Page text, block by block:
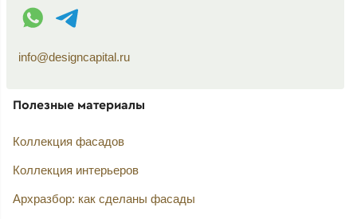
WhatsApp контакт
Telegram контакт
info@designcapital.ru
Полезные материалы
Коллекция фасадов
Коллекция интерьеров
Архразбор: как сделаны фасады